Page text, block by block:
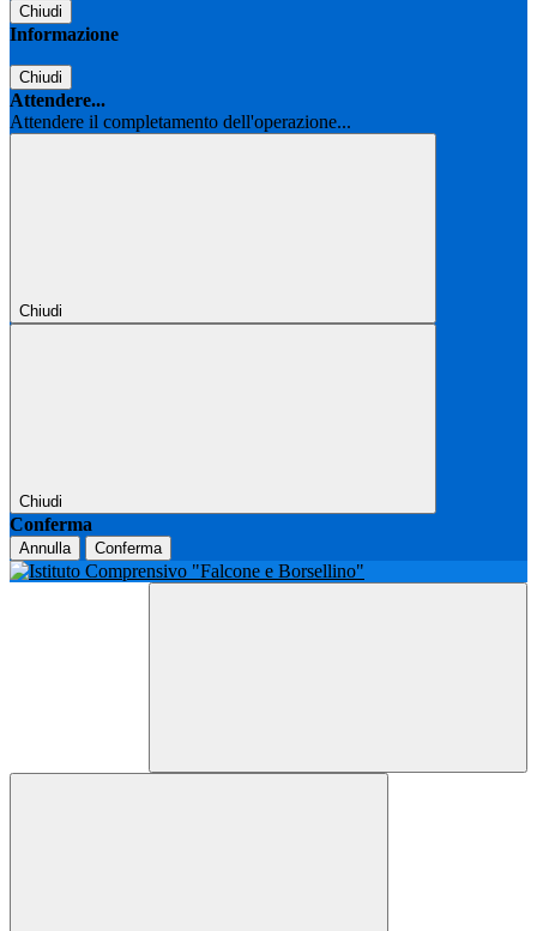
Chiudi
Informazione
Chiudi
Attendere...
Attendere il completamento dell'operazione...
Chiudi
Chiudi
Conferma
Annulla Conferma